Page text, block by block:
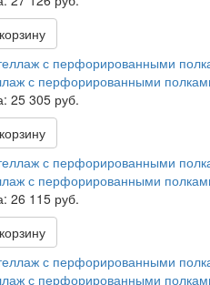
с перфорированными
25 305 руб.
с перфорированными
26 115 руб.
с перфорированными